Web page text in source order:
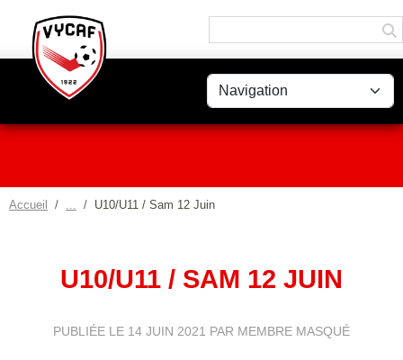
Accueil U10/U11 / Sam 12 Juin
U10/U11 / SAM 12 JUIN
PUBLIÉE LE 14 JUIN 2021 PAR MEMBRE MASQUÉ